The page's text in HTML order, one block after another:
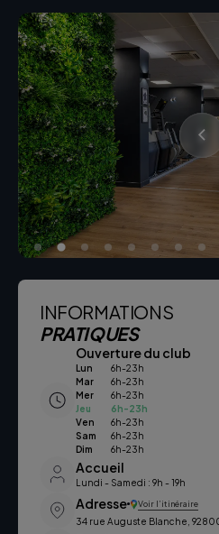
INFORMATIONS
PRATIQUES
Ouverture du club
Lun
6h-23h
Mar
6h-23h
Mer
6h-23h
Jeu
6h-23h
Ven
6h-23h
Sam
6h-23h
Dim
6h-23h
Accueil
Lundi - Samedi : 9h - 19h
Adresse Voir l’itinéraire
34 rue Auguste Blanche,